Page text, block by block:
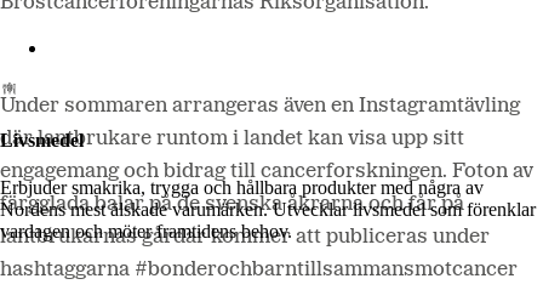
Livsmedel
Erbjuder smakrika, trygga och hållbara produkter med några av
Nordens mest älskade varumärken. Utvecklar livsmedel som förenklar
vardagen och möter framtidens behov.
Under sommaren arrangeras även en Instagramtävling
där lantbrukare runtom i landet kan visa upp sitt
engagemang och bidrag till cancerforskningen. Foton av
färgglada balar på de svenska åkrarna och får på
lantbrukarnas gårdar kommer att publiceras under
hashtaggarna #bonderochbarntillsammansmotcancer